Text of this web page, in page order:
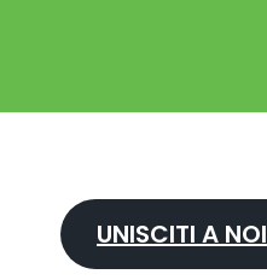
UNISCITI A NOI